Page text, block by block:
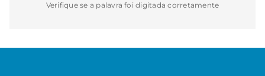
Verifique se a palavra foi digitada corretamente